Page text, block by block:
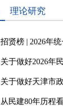
理论研究
招贤榜 | 2026年
关于做好2026年
关于做好天津市
从民建80年历程